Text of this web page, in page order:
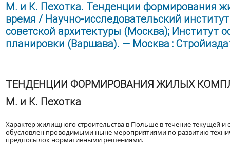
М. и К. Пехотка. Тенденции формирования
время / Научно-исследовательский
советской архитектуры (Москва); Институт
планировки (Варшава). — Москва :
ТЕНДЕНЦИИ ФОРМИРОВАНИЯ ЖИЛЫХ
М. и К. Пехотка
Характер жилищного строительства в Польше в течение текущей и
обусловлен проводимыми ныне мероприятиями по развитию
предпосылок нормативными решениями.